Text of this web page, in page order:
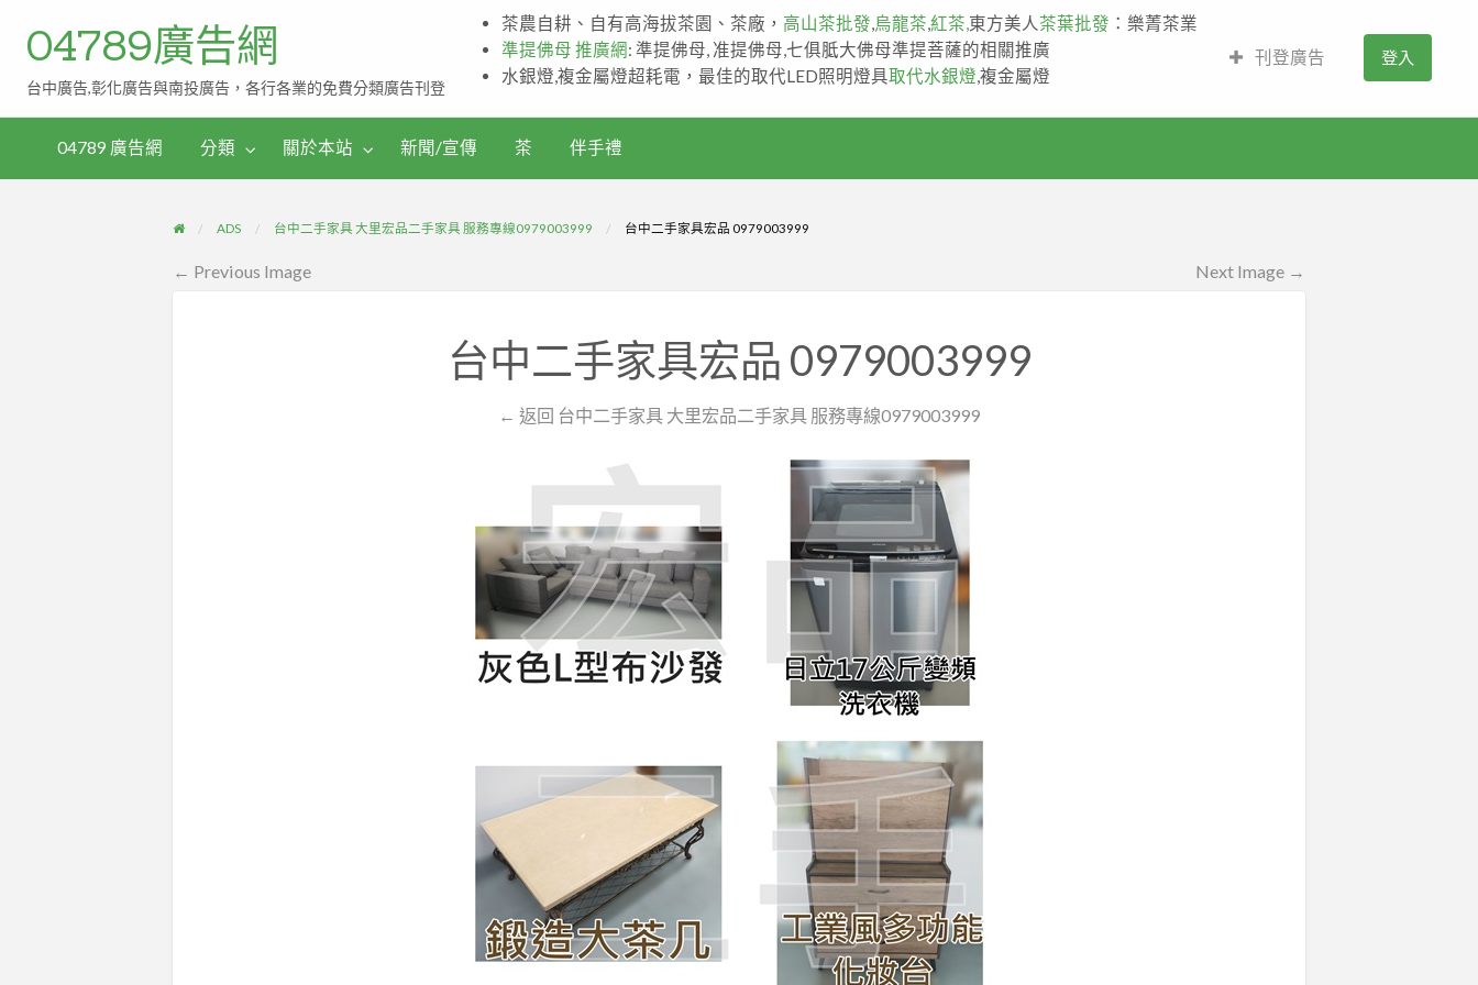
伴
手
禮
04789廣告網
台中廣告,彰化廣告與南投廣告，各行各業的免費分類廣告刊登
茶農自耕、自有高海拔茶園、茶廠， 高山茶批發 烏龍茶 紅茶, 東方美人 茶葉批發 ：樂菁茶業
準提佛母 推廣網: 準提佛母, 准提佛母,七俱胝大佛母準提菩薩的相關推廣
水銀燈,複金屬燈超耗電，最佳的取代LED照明燈具取代水銀燈 ,複金屬燈
刊登廣告 登入
04789 廣告網 分類 關於本站 新聞/宣傳 茶 伴手禮
ADS 台中二手家具 大里宏品二手家具 服務專線0979003999 台中二手家具宏品 0979003999
← Previous Image Next Image →
台中二手家具宏品 0979003999
← 返回 台中二手家具 大里宏品二手家具 服務專線0979003999